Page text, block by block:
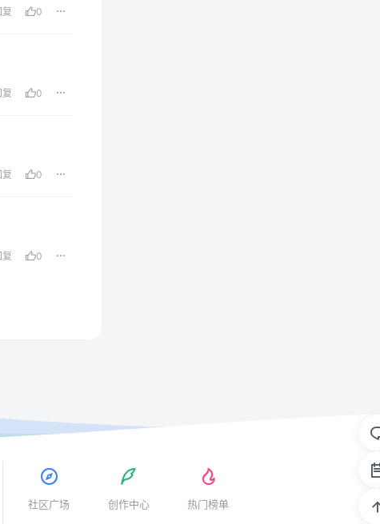
复 0
复 0
复 0
复 0
社区广场 创作中心 热门榜单